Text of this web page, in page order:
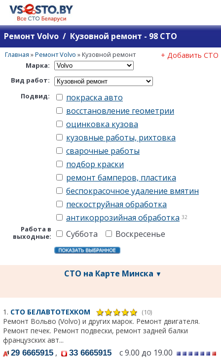
Ремонт Volvo / Кузовной ремонт - 98 СТО
Главная »Ремонт Volvo »Кузовной ремонт + Добавить СТО
Марка:
Вид работ:
Подвид:
покраска авто
восстановление геометрии
оцинковка кузова
кузовные работы, рихтовка
сварочные работы
подбор краски
ремонт бамперов, пластика
беспокрасочное удаление вмятин
пескоструйная обработка
антикоррозийная обработка 32
Работа в
выходные:
Суббота Воскресенье
СТО на Карте Минска ▼
1. СТО БЕЛАВТОТЕХКОМ (10)
Ремонт Вольво (Volvo) и других марок. Ремонт двигателя.
Ремонт печек. Ремонт подвески, ремонт задней балки
французских авт...
29 6665915 , 33 6665915 с 9.00 до 19.00